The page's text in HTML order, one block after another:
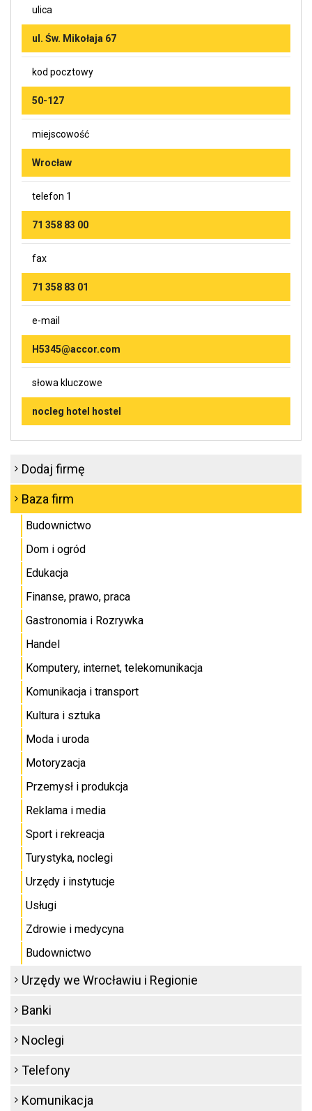
ulica
ul. Św. Mikołaja 67
kod pocztowy
50-127
miejscowość
Wrocław
telefon 1
71 358 83 00
fax
71 358 83 01
e-mail
H5345@accor.com
słowa kluczowe
nocleg hotel hostel
Dodaj firmę
Baza firm
Budownictwo
Dom i ogród
Edukacja
Finanse, prawo, praca
Gastronomia i Rozrywka
Handel
Komputery, internet, telekomunikacja
Komunikacja i transport
Kultura i sztuka
Moda i uroda
Motoryzacja
Przemysł i produkcja
Reklama i media
Sport i rekreacja
Turystyka, noclegi
Urzędy i instytucje
Usługi
Zdrowie i medycyna
Budownictwo
Urzędy we Wrocławiu i Regionie
Banki
Noclegi
Telefony
Komunikacja